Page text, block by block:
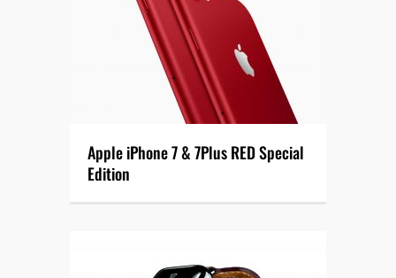
Apple iPhone 7 & 7Plus RED Special
Edition